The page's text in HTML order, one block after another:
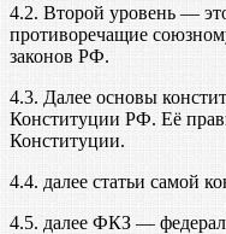
4.2. Второй уровень —
противоречащие
законов РФ.
4.3. Далее основы
Конституции РФ. Её
Конституции.
4.4. далее статьи самой
4.5. далее ФКЗ —